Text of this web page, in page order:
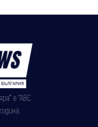
е "АВС